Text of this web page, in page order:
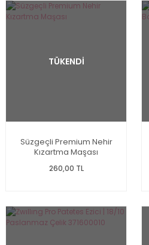
TÜKENDİ
Süzgeçli Premium Nehir
Kızartma Maşası
260,00 TL